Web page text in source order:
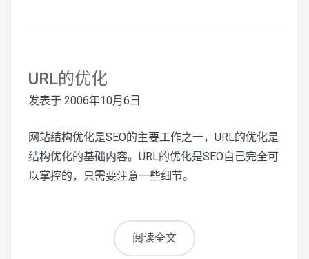
URL的优化
发表于 2006年10月6日
网站结构优化是SEO的主要工作之一，URL的优化是
结构优化的基础内容。URL的优化是SEO自己完全可
以掌控的，只需要注意一些细节。
阅读全文